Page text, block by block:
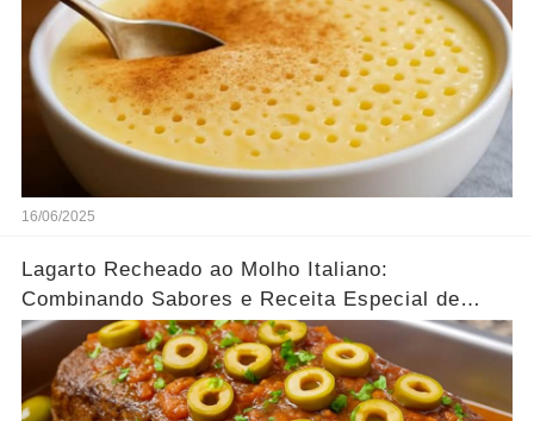
16/06/2025
Lagarto Recheado ao Molho Italiano:
Combinando Sabores e Receita Especial de
família